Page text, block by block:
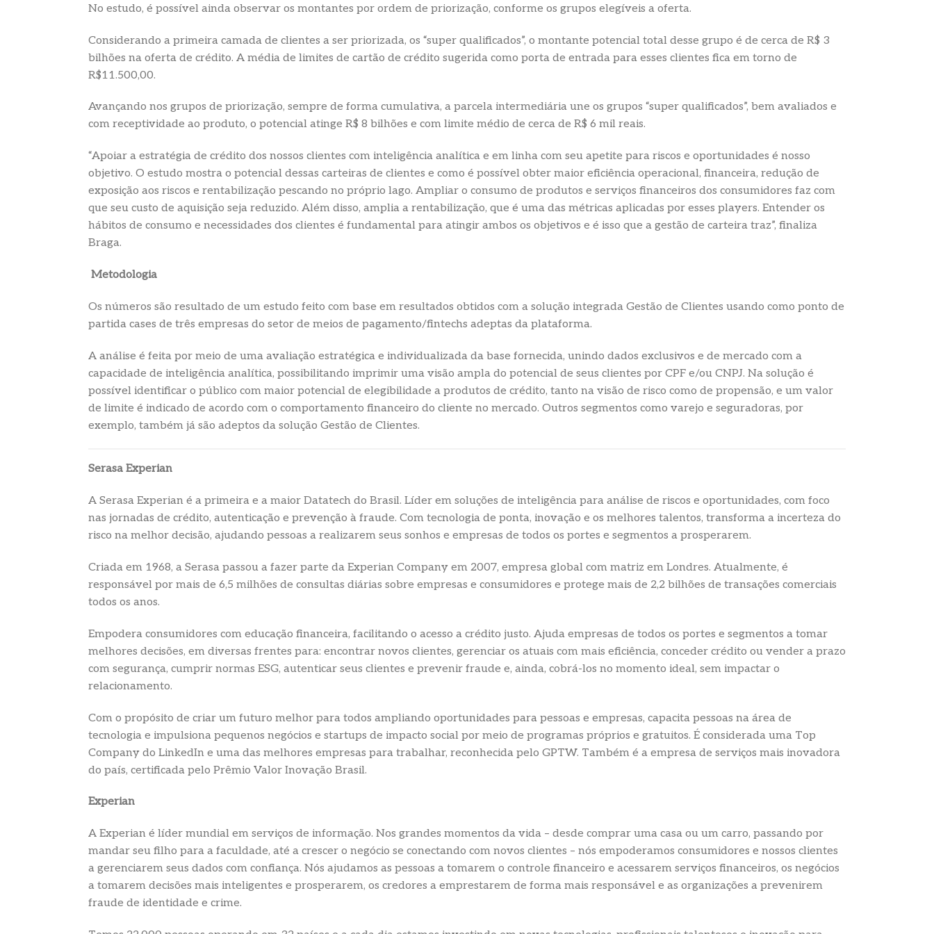
No estudo, é possível ainda observar os montantes por ordem de priorização, conforme os grupos elegíveis a oferta.
Considerando a primeira camada de clientes a ser priorizada, os “super qualificados”, o montante potencial total desse grupo é de cerca de R$ 3
bilhões na oferta de crédito. A média de limites de cartão de crédito sugerida como porta de entrada para esses clientes fica em torno de
R$11.500,00.
Avançando nos grupos de priorização, sempre de forma cumulativa, a parcela intermediária une os grupos “super qualificados”, bem avaliados e
com receptividade ao produto, o potencial atinge R$ 8 bilhões e com limite médio de cerca de R$ 6 mil reais.
“Apoiar a estratégia de crédito dos nossos clientes com inteligência analítica e em linha com seu apetite para riscos e oportunidades é nosso
objetivo. O estudo mostra o potencial dessas carteiras de clientes e como é possível obter maior eficiência operacional, financeira, redução de
exposição aos riscos e rentabilização pescando no próprio lago. Ampliar o consumo de produtos e serviços financeiros dos consumidores faz com
que seu custo de aquisição seja reduzido. Além disso, amplia a rentabilização, que é uma das métricas aplicadas por esses players. Entender os
hábitos de consumo e necessidades dos clientes é fundamental para atingir ambos os objetivos e é isso que a gestão de carteira traz”, finaliza
Braga.
Metodologia
Os números são resultado de um estudo feito com base em resultados obtidos com a solução integrada Gestão de Clientes usando como ponto de
partida cases de três empresas do setor de meios de pagamento/fintechs adeptas da plataforma.
A análise é feita por meio de uma avaliação estratégica e individualizada da base fornecida, unindo dados exclusivos e de mercado com a
capacidade de inteligência analítica, possibilitando imprimir uma visão ampla do potencial de seus clientes por CPF e/ou CNPJ. Na solução é
possível identificar o público com maior potencial de elegibilidade a produtos de crédito, tanto na visão de risco como de propensão, e um valor
de limite é indicado de acordo com o comportamento financeiro do cliente no mercado. Outros segmentos como varejo e seguradoras, por
exemplo, também já são adeptos da solução Gestão de Clientes.
Serasa Experian
A Serasa Experian é a primeira e a maior Datatech do Brasil. Líder em soluções de inteligência para análise de riscos e oportunidades, com foco
nas jornadas de crédito, autenticação e prevenção à fraude. Com tecnologia de ponta, inovação e os melhores talentos, transforma a incerteza do
risco na melhor decisão, ajudando pessoas a realizarem seus sonhos e empresas de todos os portes e segmentos a prosperarem.
Criada em 1968, a Serasa passou a fazer parte da Experian Company em 2007, empresa global com matriz em Londres. Atualmente, é
responsável por mais de 6,5 milhões de consultas diárias sobre empresas e consumidores e protege mais de 2,2 bilhões de transações comerciais
todos os anos.
Empodera consumidores com educação financeira, facilitando o acesso a crédito justo. Ajuda empresas de todos os portes e segmentos a tomar
melhores decisões, em diversas frentes para: encontrar novos clientes, gerenciar os atuais com mais eficiência, conceder crédito ou vender a prazo
com segurança, cumprir normas ESG, autenticar seus clientes e prevenir fraude e, ainda, cobrá-los no momento ideal, sem impactar o
relacionamento.
Com o propósito de criar um futuro melhor para todos ampliando oportunidades para pessoas e empresas, capacita pessoas na área de
tecnologia e impulsiona pequenos negócios e startups de impacto social por meio de programas próprios e gratuitos. É considerada uma Top
Company do LinkedIn e uma das melhores empresas para trabalhar, reconhecida pelo GPTW. Também é a empresa de serviços mais inovadora
do país, certificada pelo Prêmio Valor Inovação Brasil.
Experian
A Experian é líder mundial em serviços de informação. Nos grandes momentos da vida – desde comprar uma casa ou um carro, passando por
mandar seu filho para a faculdade, até a crescer o negócio se conectando com novos clientes – nós empoderamos consumidores e nossos clientes
a gerenciarem seus dados com confiança. Nós ajudamos as pessoas a tomarem o controle financeiro e acessarem serviços financeiros, os negócios
a tomarem decisões mais inteligentes e prosperarem, os credores a emprestarem de forma mais responsável e as organizações a prevenirem
fraude de identidade e crime.